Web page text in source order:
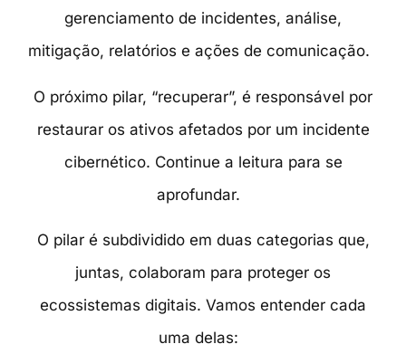
gerenciamento de incidentes, análise,
mitigação, relatórios e ações de comunicação.
O próximo pilar, “recuperar”, é responsável por
restaurar os ativos afetados por um incidente
cibernético. Continue a leitura para se
aprofundar.
O pilar é subdividido em duas categorias que,
juntas, colaboram para proteger os
ecossistemas digitais. Vamos entender cada
uma delas: